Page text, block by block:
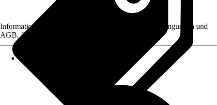
Informationen des Verkäufers, wie z. B. Rückgabebedingungen und
AGB, finden Sie bei Klick auf den Verkäufernamen.